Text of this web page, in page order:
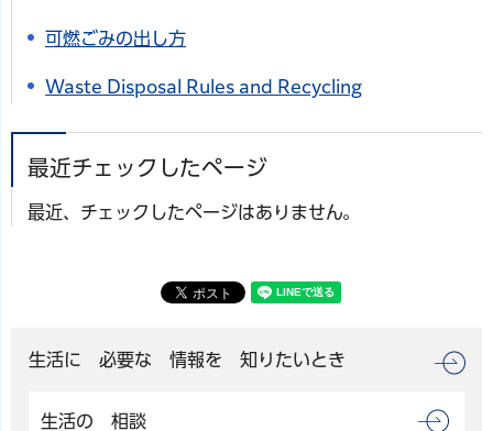
可燃ごみの出し方
Waste Disposal Rules and Recycling
最近チェックしたページ
最近、チェックしたページはありません。
生活に 必要な 情報を 知りたいとき
生活の 相談